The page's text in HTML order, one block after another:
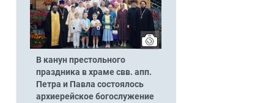
В канун престольного
праздника в храме свв. апп.
Петра и Павла состоялось
архиерейское богослужение